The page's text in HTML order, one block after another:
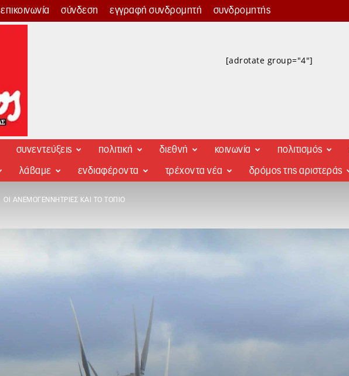
επικοινωνία σύνδεση εγγραφή συνδρομητή συνδρομητής
[adrotate group="4"]
συνεντεύξεις πολιτική διεθνή κοινωνία πολιτισμός
λάβαμε ενδιαφέροντα τρέχοντα νέα δρόμος της αριστεράς
ΟΙ ΑΝΕΜΟΓΕΝΝΉΤΡΙΕΣ ΚΑΙ ΤΟ ΤΟΠΊΟ